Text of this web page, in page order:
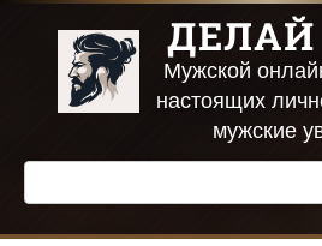
Перейти
контенту
Мужской
настоящих
мужские
Поиск: